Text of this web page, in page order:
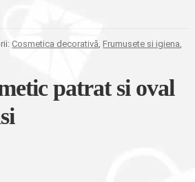
Cosmetica decorativă, Frumusete si igiena,
patrat si oval